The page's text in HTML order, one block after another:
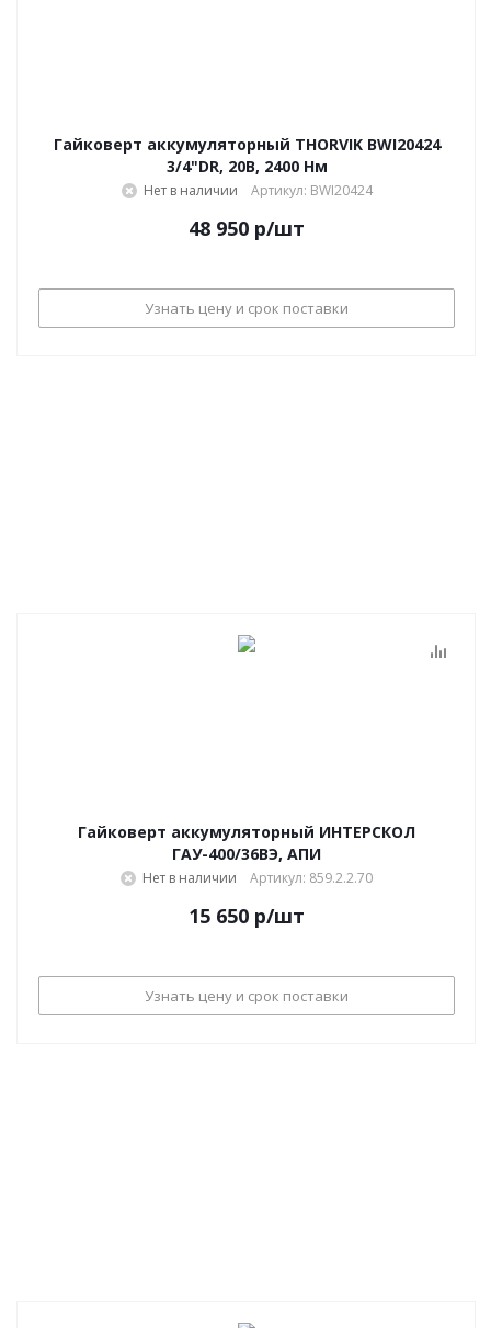
Гайковерт аккумуляторный THORVIK BWI20424
3/4"DR, 20В, 2400 Нм
Нет в наличии Артикул: BWI20424
48 950 р/шт
Узнать цену и срок поставки
Гайковерт аккумуляторный ИНТЕРСКОЛ
ГАУ-400/36ВЭ, АПИ
Нет в наличии Артикул: 859.2.2.70
15 650 р/шт
Узнать цену и срок поставки